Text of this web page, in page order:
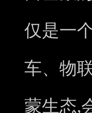
仅是一
车、物
蒙生态,